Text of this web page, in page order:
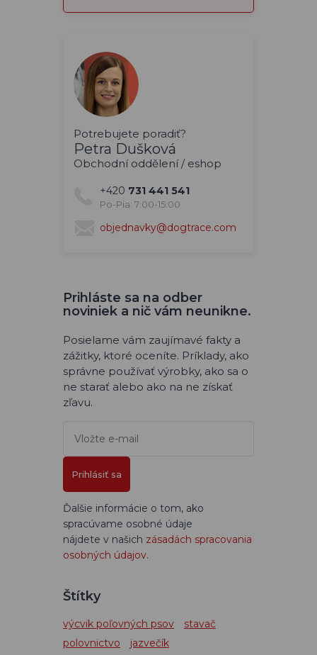
Potrebujete poradiť?
Petra Dušková
Obchodní oddělení / eshop
+420 731 441 541
Po-Pia: 7:00-15:00
objednavky@dogtrace.com
Prihláste sa na odber
noviniek a nič vám neunikne.
Posielame vám zaujímavé fakty a
zážitky, ktoré oceníte. Príklady, ako
správne používať výrobky, ako sa o
ne starať alebo ako na ne získať
zľavu.
Prihlásiť sa
Ďalšie informácie o tom, ako
spracúvame osobné údaje
nájdete v našich zásadách spracovania
osobných údajov.
Štítky
výcvik poľovných psov
stavač
polovnictvo
jazvečík